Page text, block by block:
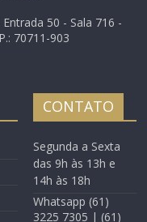
50 - Sala 716 -
70711-903
CONTATO
Segunda a Sexta
das 9h às 13h e
14h às 18h
Whatsapp (61)
3225 7305 | (61)